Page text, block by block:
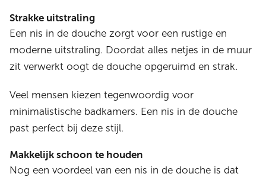
Strakke uitstraling
Een nis in de douche zorgt voor een rustige en
moderne uitstraling. Doordat alles netjes in de muur
zit verwerkt oogt de douche opgeruimd en strak.
Veel mensen kiezen tegenwoordig voor
minimalistische badkamers. Een nis in de douche
past perfect bij deze stijl.
Makkelijk schoon te houden
Nog een voordeel van een nis in de douche is dat